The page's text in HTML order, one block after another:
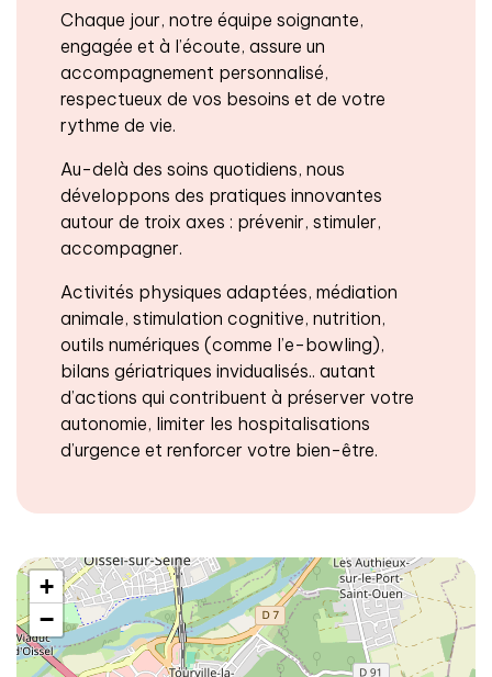
Chaque jour, notre équipe soignante,
engagée et à l’écoute, assure un
accompagnement personnalisé,
respectueux de vos besoins et de votre
rythme de vie.
Au-delà des soins quotidiens, nous
développons des pratiques innovantes
autour de troix axes : prévenir, stimuler,
accompagner.
Activités physiques adaptées, médiation
animale, stimulation cognitive, nutrition,
outils numériques (comme l’e-bowling),
bilans gériatriques invidualisés.. autant
d’actions qui contribuent à préserver votre
autonomie, limiter les hospitalisations
d’urgence et renforcer votre bien-être.
+
−